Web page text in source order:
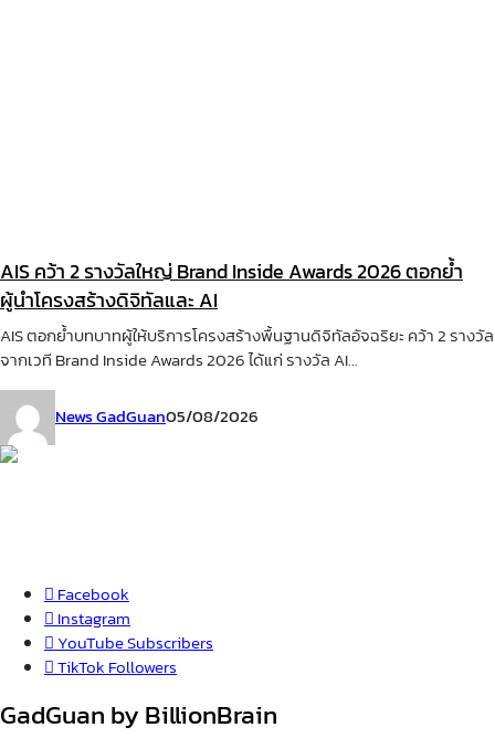
AIS คว้า 2 รางวัลใหญ่ Brand Inside Awards 2026 ตอกย้ำ
ผู้นำโครงสร้างดิจิทัลและ AI
AIS ตอกย้ำบทบาทผู้ให้บริการโครงสร้างพื้นฐานดิจิทัลอัจฉริยะ คว้า 2 รางวัล
จากเวที Brand Inside Awards 2026 ได้แก่ รางวัล AI...
News GadGuan05/08/2026
Facebook
Instagram
YouTubeSubscribers
TikTok Followers
GadGuan by BillionBrain